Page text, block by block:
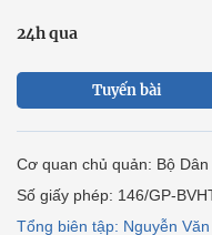
24h qua
Tuyến bài
Cơ quan chủ quản: Bộ
Số giấy phép: 146/GP-
Tổng biên tập: Nguyễn Văn